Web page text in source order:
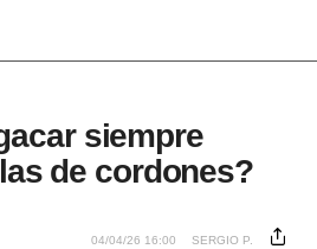
siempre
de cordones?
04/04/26 16:00 SERGIO P.